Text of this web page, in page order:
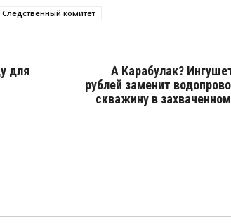
Следственный комитет
для
А Карабулак?
рублей заменит
скважину в